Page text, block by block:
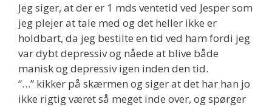
Jeg siger, at der er 1 mds ventetid ved Jesper som
jeg plejer at tale med og det heller ikke er
holdbart, da jeg bestilte en tid ved ham fordi jeg
var dybt depressiv og nåede at blive både
manisk og depressiv igen inden den tid.
“…” kikker på skærmen og siger at det har han jo
ikke rigtig været så meget inde over, og spørger